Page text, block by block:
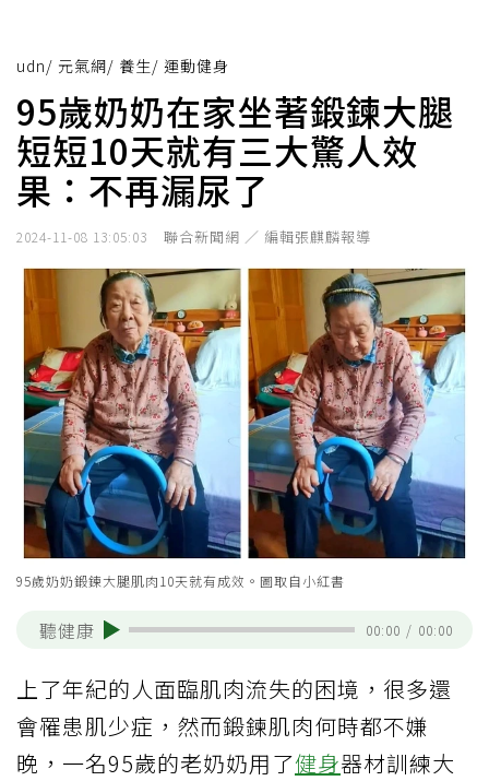
udn/ 元氣網/ 養生/ 運動健身
95歲奶奶在家坐著鍛鍊大腿
短短10天就有三大驚人效
果：不再漏尿了
2024-11-08 13:05:03 聯合新聞網 ／ 編輯張麒麟報導
95歲奶奶鍛鍊大腿肌肉10天就有成效。圖取自小紅書
聽健康 00:00 / 00:00
上了年紀的人面臨肌肉流失的困境，很多還
會罹患肌少症，然而鍛鍊肌肉何時都不嫌
晚，一名95歲的老奶奶用了健身器材訓練大